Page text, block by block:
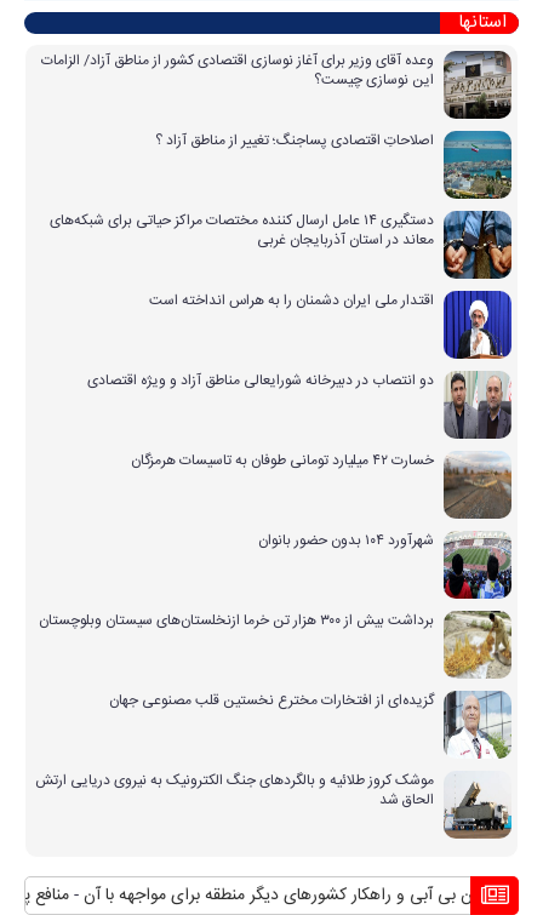
استانها
وعده آقای وزیر برای آغاز نوسازی اقتصادی کشور از مناطق آزاد/ الزامات
این نوسازی چیست؟
اصلاحاتِ اقتصادی پساجنگ؛ تغییر از مناطق آزاد ؟
دستگیری ۱۴ عامل ارسال کننده مختصات مراکز حیاتی برای شبکه‌های
معاند در استان آذربایجان غربی
اقتدار ملی ایران دشمنان را به هراس انداخته است
دو انتصاب در دبیرخانه شورایعالی مناطق آزاد و ویژه اقتصادی
خسارت ۴۲ میلیارد تومانی طوفان به تاسیسات هرمزگان
شهرآورد ۱۰۴ بدون حضور بانوان
برداشت بیش از ۳۰۰ هزار تن خرما ازنخلستان‌های سیستان وبلوچستان
گزیده‌ای از افتخارات مخترع نخستین قلب مصنوعی جهان
موشک کروز طلائیه و بالگردهای جنگ الکترونیک به نیروی دریایی ارتش
الحاق شد
و راهکار کشورهای دیگر منطقه برای مواجهه با آن منافع پایدار ایران در